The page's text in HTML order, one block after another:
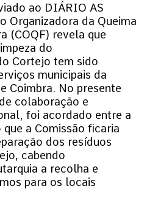
ao DIÁRIO AS
Organizadora da Queima
(COQF) revela que
do
Cortejo tem sido
municipais da
Coimbra. No presente
colaboração e
foi acordado entre a
que a Comissão ficaria
dos resíduos
cabendo
a recolha e
para os locais